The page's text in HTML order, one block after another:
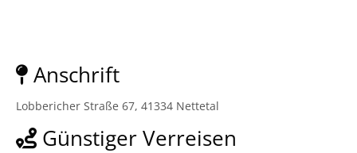
Anschrift
Lobbericher Straße 67, 41334 Nettetal
Günstiger Verreisen